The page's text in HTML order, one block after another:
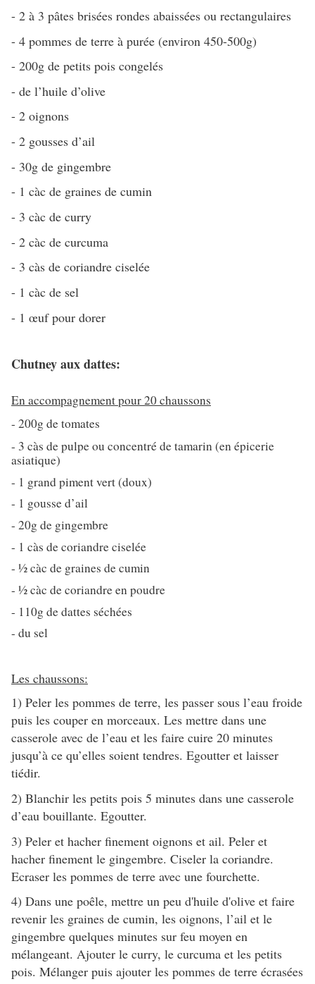
- 2 à 3 pâtes brisées rondes abaissées ou rectangulaires
- 4 pommes de terre à purée (environ 450-500g)
- 200g de petits pois congelés
- de l’huile d’olive
- 2 oignons
- 2 gousses d’ail
- 30g de gingembre
- 1 càc de graines de cumin
- 3 càc de curry
- 2 càc de curcuma
- 3 càs de coriandre ciselée
- 1 càc de sel
- 1 œuf pour dorer
Chutney aux dattes:
En accompagnement pour 20 chaussons
- 200g de tomates
- 3 càs de pulpe ou concentré de tamarin (en épicerie
asiatique)
- 1 grand piment vert (doux)
- 1 gousse d’ail
- 20g de gingembre
- 1 càs de coriandre ciselée
- ½ càc de graines de cumin
- ½ càc de coriandre en poudre
- 110g de dattes séchées
- du sel
Les chaussons:
1) Peler les pommes de terre, les passer sous l’eau froide
puis les couper en morceaux. Les mettre dans une
casserole avec de l’eau et les faire cuire 20 minutes
jusqu’à ce qu’elles soient tendres. Egoutter et laisser
tiédir.
2) Blanchir les petits pois 5 minutes dans une casserole
d’eau bouillante. Egoutter.
3) Peler et hacher finement oignons et ail. Peler et
hacher finement le gingembre. Ciseler la coriandre.
Ecraser les pommes de terre avec une fourchette.
4) Dans une poêle, mettre un peu d'huile d'olive et faire
revenir les graines de cumin, les oignons, l’ail et le
gingembre quelques minutes sur feu moyen en
mélangeant. Ajouter le curry, le curcuma et les petits
pois. Mélanger puis ajouter les pommes de terre écrasées